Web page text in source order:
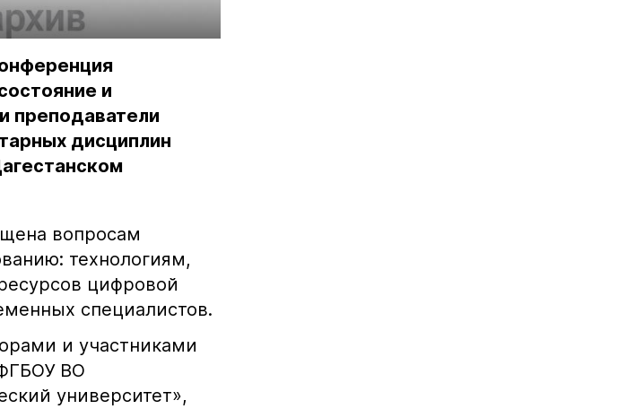
и
преподаватели
дисциплин
вопросам
технологиям,
цифровой
специалистов.
и участниками
ВО
университет»,